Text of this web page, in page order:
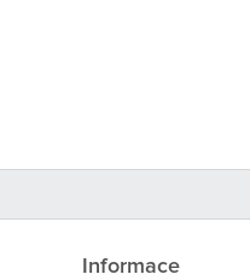
Informace